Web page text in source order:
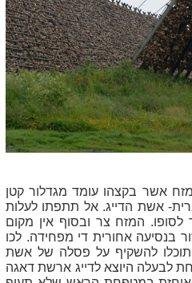
אשר בקצהו עומד מגדלור קטן
אשת הדייג. אל תתפתו לעלות
המזח צר ובסוף אין מקום
בנסיעה אחורית די מפחידה. לכו
להשקיף על פסלה של אשת
לבעלה היוצא לדייג ארשת דאגה